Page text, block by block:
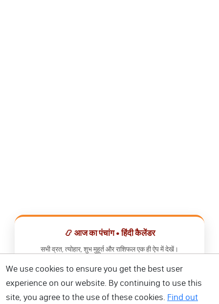
📿 आज का पंचांग • हिंदी कैलेंडर
सभी व्रत, त्योहार, शुभ मुहूर्त और राशिफल एक ही ऐप में देखें।
📅 हिंदी कैलेंडर ऐप डाउनलोड करें
We use cookies to ensure you get the best user
experience on our website. By continuing to use this
site, you agree to the use of these cookies. Find out